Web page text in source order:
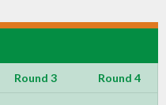
Round 3 Round 4